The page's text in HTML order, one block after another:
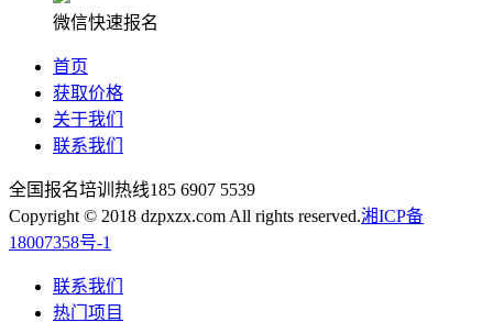
微信快速报名
首页
获取价格
关于我们
联系我们
全国报名培训热线185 6907 5539
Copyright © 2018 dzpxzx.com All rights reserved.湘ICP备
18007358号-1
联系我们
热门项目